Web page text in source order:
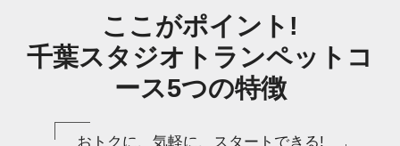
ここがポイント!
千葉スタジオトランペットコ
ース5つの特徴
おトクに、気軽に、スタートできる!